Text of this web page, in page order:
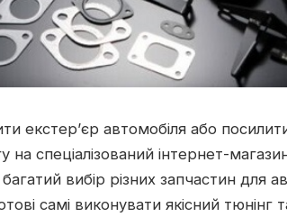
екстер’єр автомобіля або
на спеціалізований інтернет-
вибір різних запчастин для
самі виконувати якісний тюнінг